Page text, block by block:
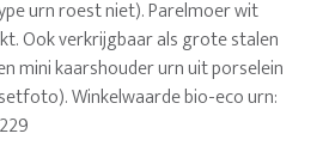
urn roest niet). Parelmoer wit
Ook verkrijgbaar als grote stalen
mini kaarshouder urn uit porselein
Winkelwaarde bio-eco urn: